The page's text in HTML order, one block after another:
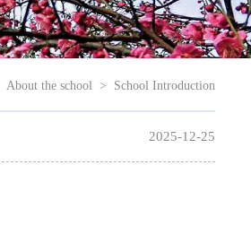
About the school > School Introduction
2025-12-25